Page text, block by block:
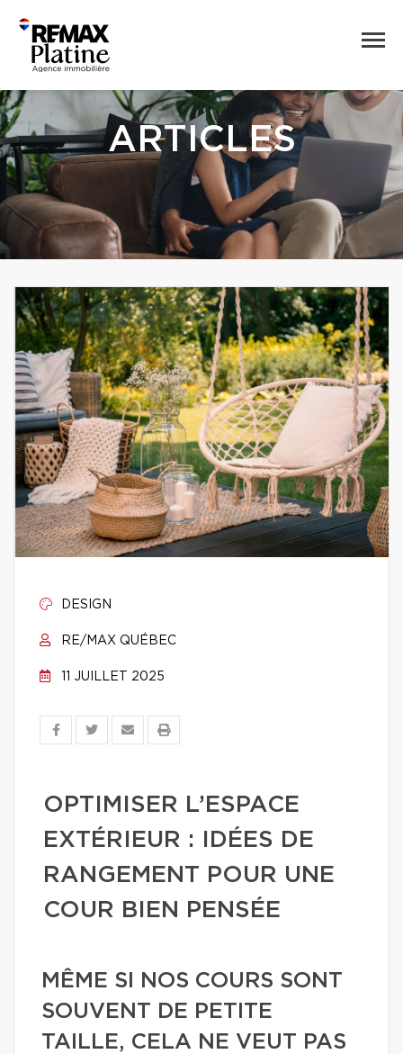
ARTICLES
DESIGN
RE/MAX QUÉBEC
11 JUILLET 2025
OPTIMISER L’ESPACE
EXTÉRIEUR : IDÉES DE
RANGEMENT POUR UNE
COUR BIEN PENSÉE
MÊME SI NOS COURS SONT
SOUVENT DE PETITE
TAILLE, CELA NE VEUT PAS